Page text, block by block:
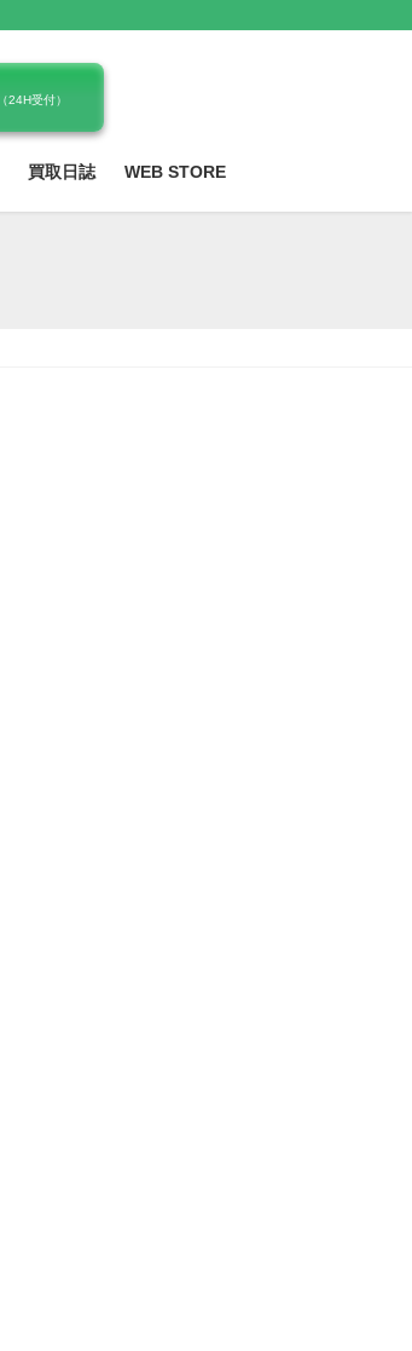
（24H受付）
買取日誌 WEB STORE